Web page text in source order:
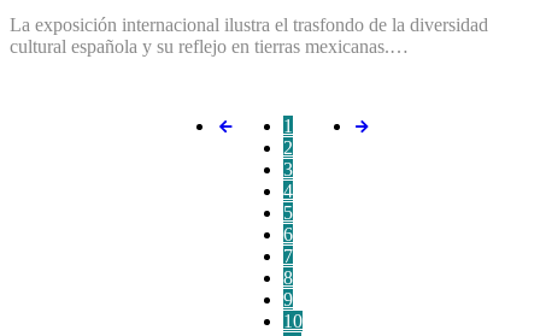
La exposición internacional ilustra el trasfondo de la diversidad
cultural española y su reflejo en tierras mexicanas.…
1
2
3
4
5
6
7
8
9
10